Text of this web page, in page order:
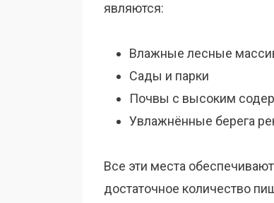
являются:
Влажные лесные
Сады и парки
Почвы с высоким
Увлажнённые берега
Все эти места
достаточное количество